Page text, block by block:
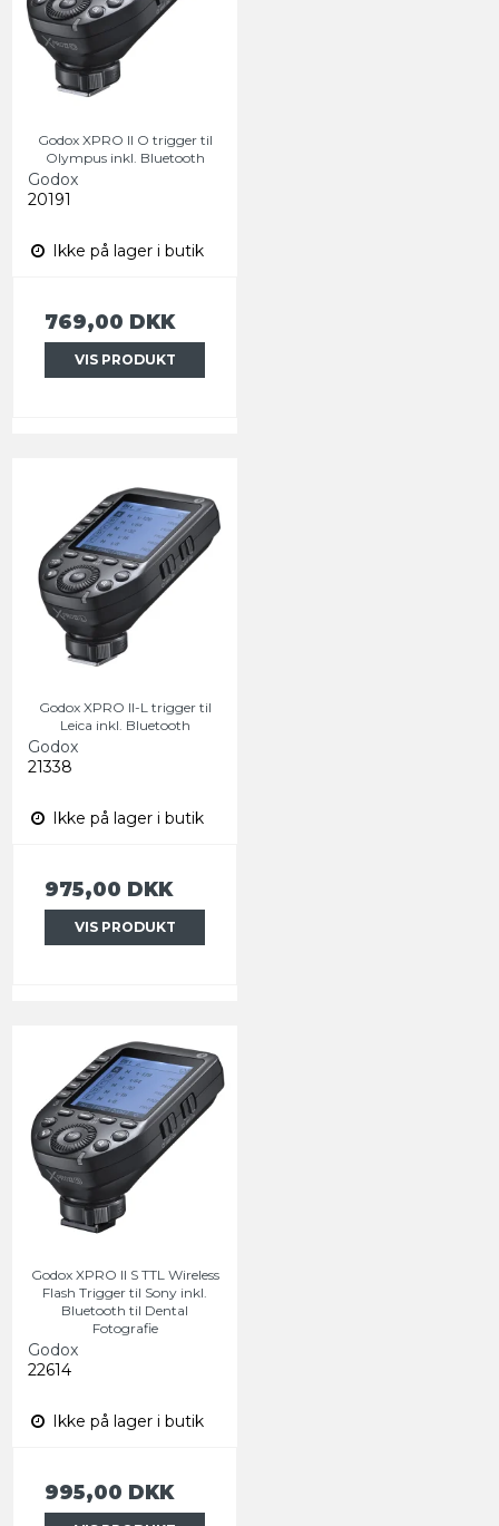
Godox XPRO II O trigger til
Olympus inkl. Bluetooth
Godox
20191
Ikke på lager i butik
769,00 DKK
VIS PRODUKT
Godox XPRO II-L trigger til
Leica inkl. Bluetooth
Godox
21338
Ikke på lager i butik
975,00 DKK
VIS PRODUKT
Godox XPRO II S TTL Wireless
Flash Trigger til Sony inkl.
Bluetooth til Dental
Fotografie
Godox
22614
Ikke på lager i butik
995,00 DKK